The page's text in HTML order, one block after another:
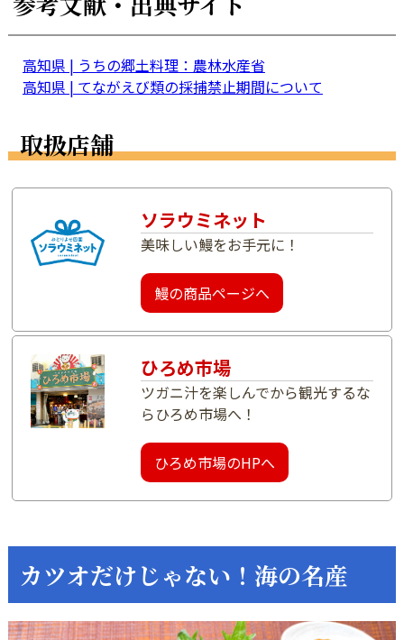
高知県 | うちの郷土料理：農林水産省
高知県 | てながえび類の採捕禁止期間について
取扱店舗
ソラウミネット
美味しい鰻をお手元に！
鰻の商品ページへ
ひろめ市場
ツガニ汁を楽しんでから観光するな
らひろめ市場へ！
ひろめ市場のHPへ
カツオだけじゃない！海の名産